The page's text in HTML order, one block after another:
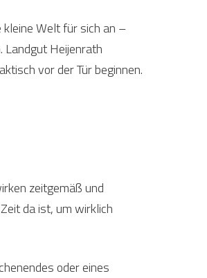
Welt für sich an –
Landgut Heijenrath
vor der Tür beginnen.
zeitgemäß und
da ist, um wirklich
oder eines